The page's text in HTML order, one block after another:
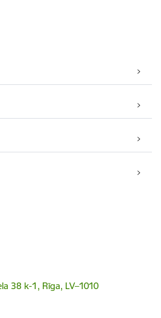
38 k-1, Rīga, LV–1010